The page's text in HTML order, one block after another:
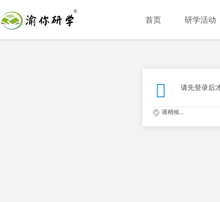
首页 研学活动
请先登录后
请稍候...